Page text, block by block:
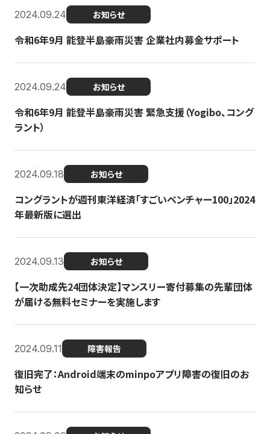
2024.09.24 お知らせ
令和6年9月 能登半島豪雨災害 企業社内募金サポート
2024.09.24 お知らせ
令和6年9月 能登半島豪雨災害 緊急支援（Yogibo、コング
ラント）
2024.09.18 お知らせ
コングラントが週刊東洋経済「すごいベンチャー100」2024
年最新版に選出
2024.09.13 お知らせ
【一次助成先24団体決定】マンスリー寄付募集の先輩団体
が届ける無料セミナーを実施します
2024.09.11 障害報告
復旧完了：Android端末のminpoアプリ障害の復旧のお
知らせ